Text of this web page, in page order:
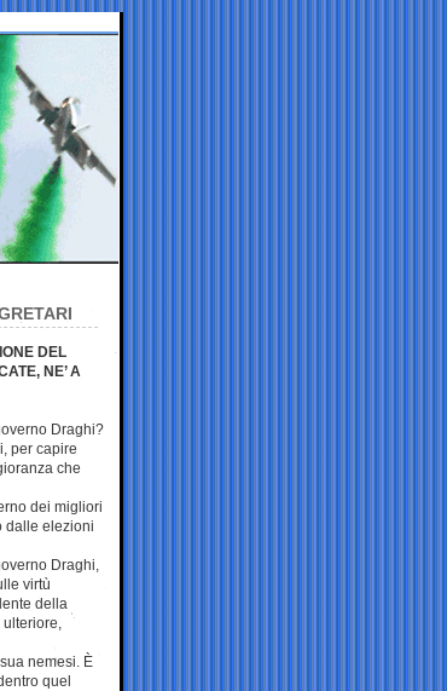
DEL
NE’ A
Draghi?
per capire
che
dei migliori
dalle elezioni
Draghi,
virtù
della
ulteriore,
nemesi. È
quel